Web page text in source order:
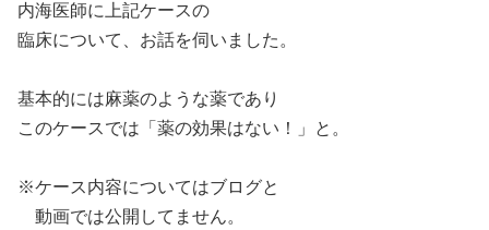
内海医師に上記ケースの
臨床について、お話を伺いました。
基本的には麻薬のような薬であり
このケースでは「薬の効果はない！」と。
※ケース内容についてはブログと
動画では公開してません。